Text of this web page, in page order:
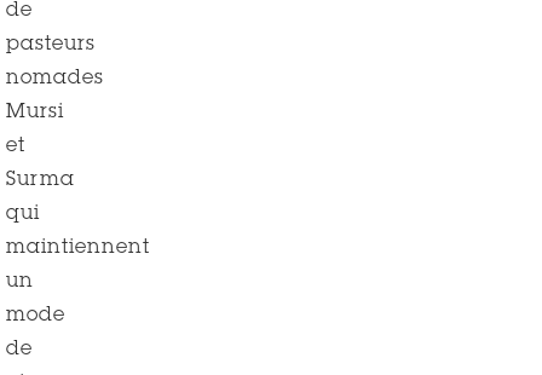
de
pasteurs
nomades
Mursi
et
Surma
qui
maintiennent
un
mode
de